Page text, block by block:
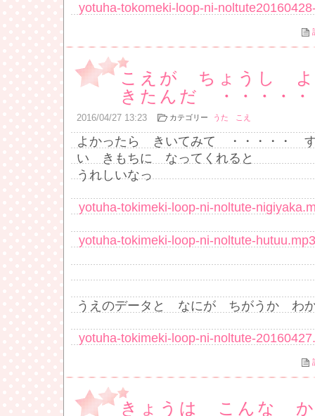
yotuha-tokomeki-loop-ni-
こえが ちょうし
きたんだ ・・・・・
2016/04/27 13:23 カテゴリー うた こえ
よかったら きいてみて ・・・・・
い きもちに なってくれると
うれしいなっ
yotuha-tokimeki-loop-ni-noltute-
yotuha-tokimeki-loop-ni-noltute-hutuu.mp3
うえのデータと なにが ちがうか わ
yotuha-tokimeki-loop-ni-noltute-
きょうは こんな